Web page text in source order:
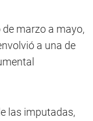
de marzo a mayo,
a una de
las imputadas,